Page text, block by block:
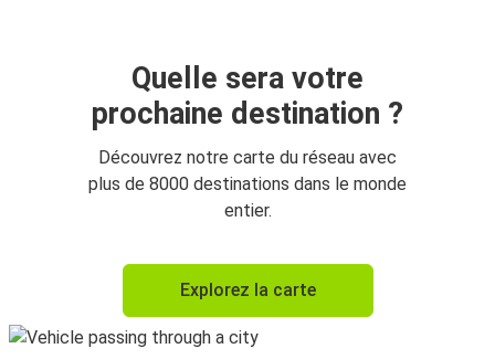
Quelle sera votre
prochaine destination ?
Découvrez notre carte du réseau avec
plus de 8000 destinations dans le monde
entier.
Explorez la carte